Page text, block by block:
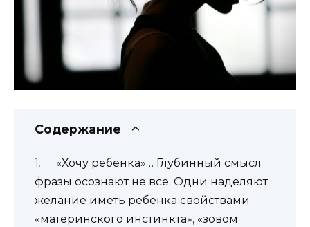
Содержание
«Хочу ребенка»… Глубинный смысл
фразы осознают не все. Одни наделяют
желание иметь ребенка свойствами
«материнского инстинкта», «зовом